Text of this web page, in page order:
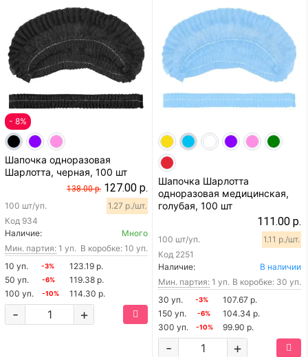
- 8%
Шапочка одноразовая
Шарлотта, черная, 100 шт
138.00 р. 127.00 р.
Код 934
100 шт/уп. 1.27 р./шт.
Наличие:
Много
Мин. партия: 1 уп. В коробке: 10 уп.
10 уп.
-3%
123.19 р.
50 уп.
-6%
119.38 р.
100 уп.
-10% 114.30 р.
+
-
Шапочка Шарлотта
одноразовая медицинская,
голубая, 100 шт
111.00 р.
Код 2251
100 шт/уп. 1.11 р./шт.
Наличие:
В наличии
Мин. партия: 1 уп. В коробке: 30 уп.
30 уп.
-3%
107.67 р.
150 уп.
-6%
104.34 р.
300 уп.
-10% 99.90 р.
+
-